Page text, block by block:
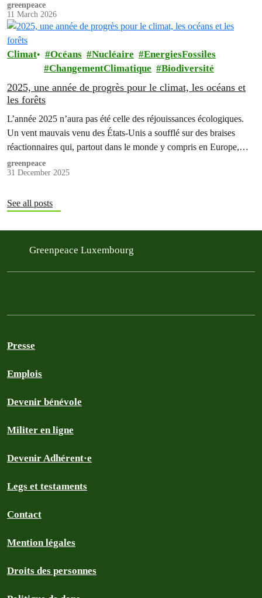
greenpeace
11 March 2026
Climat Océans Nucléaire
EnergiesFossiles
ChangementClimatique
Biodiversité
2025, une année de progrès pour le climat, les océans et
les forêts
L’année 2025 n’aura pas été celle des réjouissances écologiques.
Un vent mauvais venu des États-Unis a soufflé sur des braises
réactionnaires qui, partout dans le monde y compris en Europe,…
greenpeace
31 December 2025
See all posts
Greenpeace Luxembourg
Presse
Emplois
Devenir bénévole
Militer en ligne
Devenir Adhérent·e
Legs et testaments
Contact
Mention légales
Droits des personnes